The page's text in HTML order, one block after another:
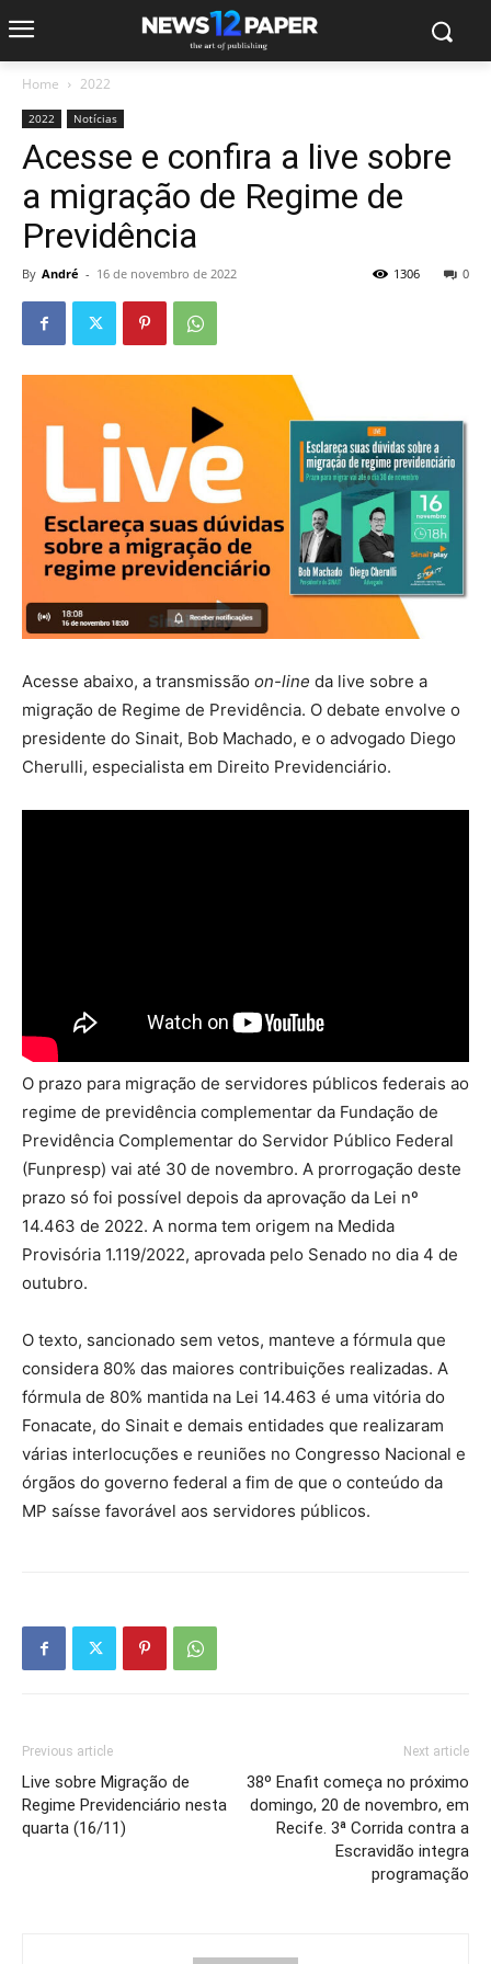
Home 2022
2022 Notícias
Acesse e confira a live sobre
a migração de Regime de
Previdência
By André - 16 de novembro de 2022 0
1306
Acesse abaixo, a transmissão on-line da live sobre a
migração de Regime de Previdência. O debate envolve o
presidente do Sinait, Bob Machado, e o advogado Diego
Cherulli, especialista em Direito Previdenciário.
O prazo para migração de servidores públicos federais ao
regime de previdência complementar da Fundação de
Previdência Complementar do Servidor Público Federal
(Funpresp) vai até 30 de novembro. A prorrogação deste
prazo só foi possível depois da aprovação da Lei nº
14.463 de 2022. A norma tem origem na Medida
Provisória 1.119/2022, aprovada pelo Senado no dia 4 de
outubro.
O texto, sancionado sem vetos, manteve a fórmula que
considera 80% das maiores contribuições realizadas. A
fórmula de 80% mantida na Lei 14.463 é uma vitória do
Fonacate, do Sinait e demais entidades que realizaram
várias interlocuções e reuniões no Congresso Nacional e
órgãos do governo federal a fim de que o conteúdo da
MP saísse favorável aos servidores públicos.
Previous article
Live sobre Migração de
Regime Previdenciário nesta
quarta (16/11)
Next article
38º Enafit começa no próximo
domingo, 20 de novembro, em
Recife. 3ª Corrida contra a
Escravidão integra
programação